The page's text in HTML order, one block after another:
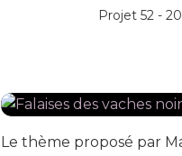
Projet 52 -
Le thème proposé par